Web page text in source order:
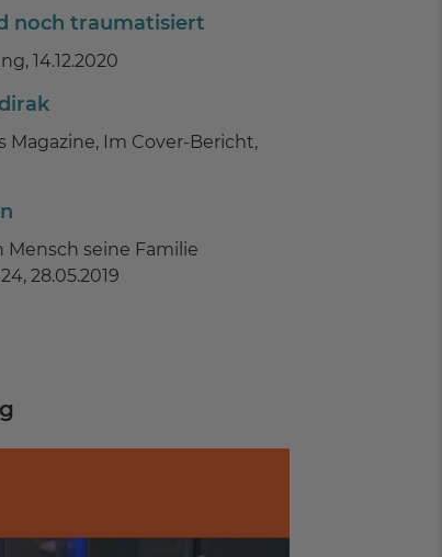
noch traumatisiert
14.12.2020
Magazine, Im Cover-Bericht,
Mensch seine Familie
28.05.2019